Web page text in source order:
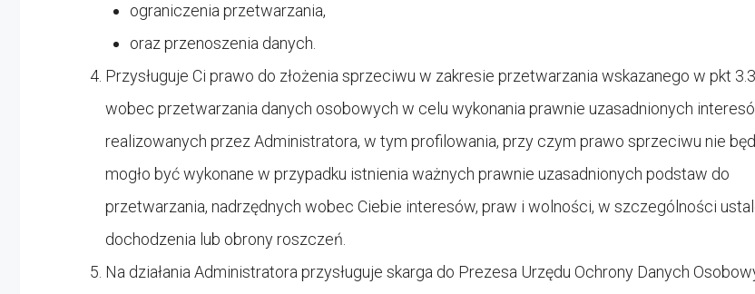
ograniczenia przetwarzania,
oraz przenoszenia danych.
Przysługuje Ci prawo do złożenia sprzeciwu w zakresie przetwarzania wskazanego w pkt
wobec przetwarzania danych osobowych w celu wykonania prawnie uzasadnionych
realizowanych przez Administratora, w tym profilowania, przy czym prawo sprzeciwu nie
mogło być wykonane w przypadku istnienia ważnych prawnie uzasadnionych podstaw do
przetwarzania, nadrzędnych wobec Ciebie interesów, praw i wolności, w szczególności
dochodzenia lub obrony roszczeń.
Na działania Administratora przysługuje skarga do Prezesa Urzędu Ochrony Danych